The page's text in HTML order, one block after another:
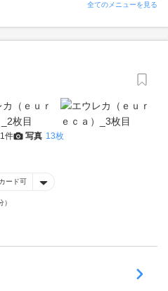
全てのメニューを見る
1件 写真 13枚
カード可